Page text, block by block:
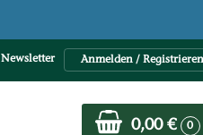
Newsletter Anmelden / Registrieren
0,00 € 0